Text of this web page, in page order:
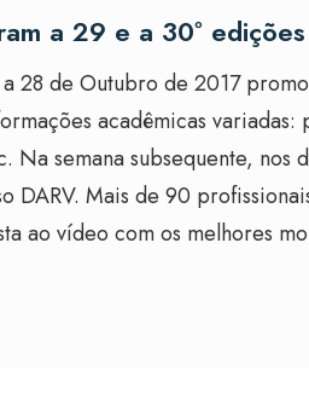
a 29 e a 30º
28 de Outubro de 2017
acadêmicas
Na semana subsequente,
DARV. Mais de 90
ao vídeo com os melhores